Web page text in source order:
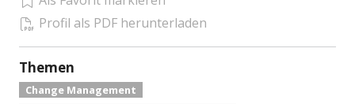
Profil als PDF herunterladen
Themen
Change Management